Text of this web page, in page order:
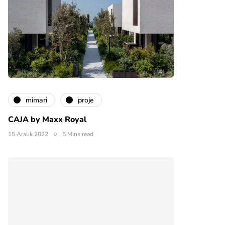
mimari proje
CAJA by Maxx Royal
15 Aralık 2022 5 Mins read